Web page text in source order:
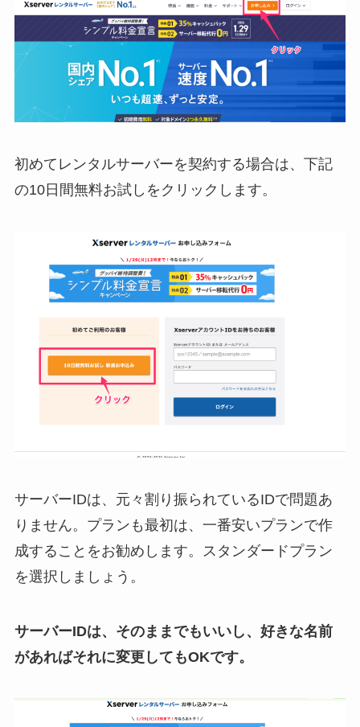
初めてレンタルサーバーを契約する場合は、下記
の10日間無料お試しをクリックします。
サーバーIDは、元々割り振られているIDで問題あ
りません。プランも最初は、一番安いプランで作
成することをお勧めします。スタンダードプラン
を選択しましょう。
サーバーIDは、そのままでもいいし、好きな名前
があればそれに変更してもOKです。